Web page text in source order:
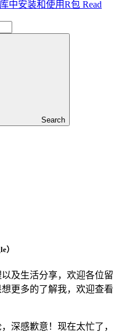
中安装和使用R包 Read
Search
）
及生活分享，欢迎各位留
更多的了解我，欢迎查看
深感歉意！现在太忙了，